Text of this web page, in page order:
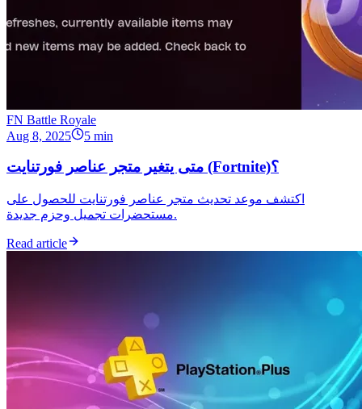
FN Battle Royale
Aug 8, 2025
5 min
متى يتغير متجر عناصر فورتنايت (Fortnite)؟
اكتشف موعد تحديث متجر عناصر فورتنايت للحصول على
مستحضرات تجميل وحزم جديدة.
Read article